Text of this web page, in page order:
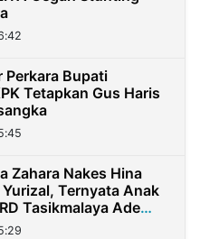
Perkara Bupati
Tetapkan Gus Haris
Zahara Nakes Hina
Yurizal, Ternyata Anak
Tasikmalaya Ade